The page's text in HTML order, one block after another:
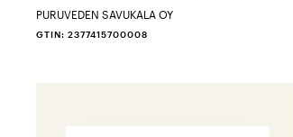
PURUVEDEN SAVUKALA OY
GTIN: 2377415700008